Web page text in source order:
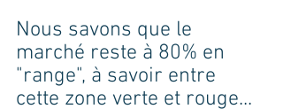
Nous savons que le
marché reste à 80% en
"range", à savoir entre
cette zone verte et rouge...